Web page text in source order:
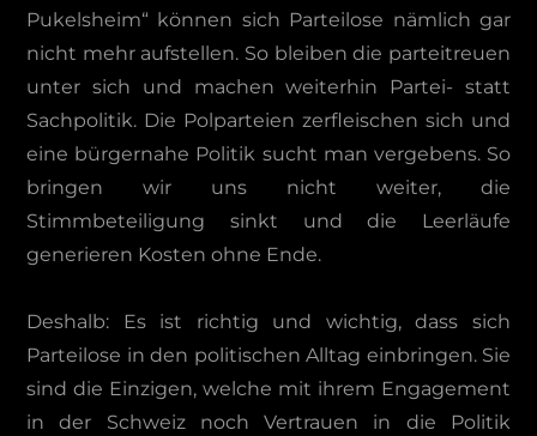
Pukelsheim“ können sich Parteilose nämlich gar
nicht mehr aufstellen. So bleiben die parteitreuen
unter sich und machen weiterhin Partei- statt
Sachpolitik. Die Polparteien zerfleischen sich und
eine bürgernahe Politik sucht man vergebens. So
bringen wir uns nicht weiter, die
Stimmbeteiligung sinkt und die Leerläufe
generieren Kosten ohne Ende.
Deshalb: Es ist richtig und wichtig, dass sich
Parteilose in den politischen Alltag einbringen. Sie
sind die Einzigen, welche mit ihrem Engagement
in der Schweiz noch Vertrauen in die Politik